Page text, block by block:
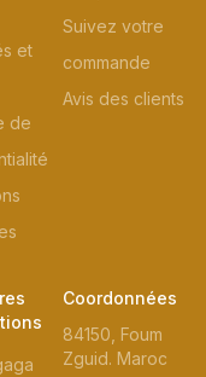
et
de
Suivez votre
commande
Avis des clients
Coordonnées
84150, Foum
Zguid. Maroc